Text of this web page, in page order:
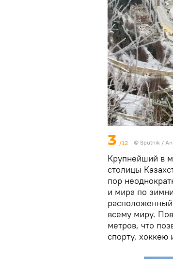
3 /12 © Sputnik /
Крупнейший в
столицы
пор
и мира по
всему миру.
метров, что
спорту, хоккею